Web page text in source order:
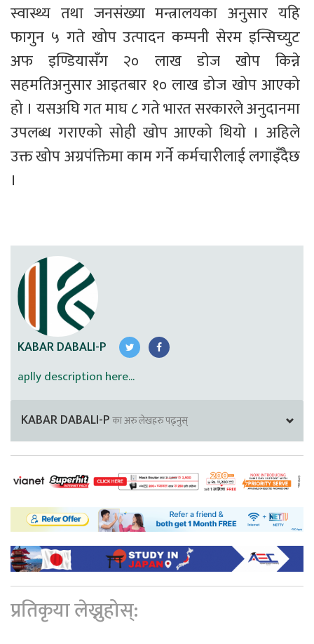
स्वास्थ्य तथा जनसंख्या मन्त्रालयका अनुसार यहि
फागुन ५ गते खोप उत्पादन कम्पनी सेरम इन्सिच्युट
अफ इण्डियासँग २० लाख डोज खोप किन्ने
सहमतिअनुसार आइतबार १० लाख डोज खोप आएको
हो । यसअघि गत माघ ८ गते भारत सरकारले अनुदानमा
उपलब्ध गराएको सोही खोप आएको थियो । अहिले
उक्त खोप अग्रपंक्तिमा काम गर्ने कर्मचारीलाई लगाइँदैछ
।
KABAR DABALI-P
aplly description here...
KABAR DABALI-Pका अरु लेखहरु पढ्नुस्
प्रतिकृया लेख्नुहोस्: